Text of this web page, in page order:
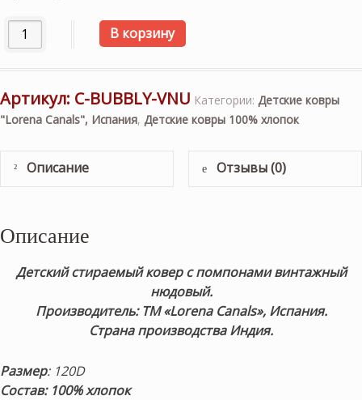
Количество товара Детский стираемый ковер с
В корзину
Артикул: C-BUBBLY-VNU Категории: Детские ковры
"Lorena Canals", Испания, Детские ковры 100% хлопок
Описание Отзывы (0)
Описание
Детский стираемый ковер с помпонами винтажный
нюдовый.
Производитель: ТМ «Lorena Canals», Испания.
Страна производства Индия.
Размер: 120D
Состав: 100% хлопок